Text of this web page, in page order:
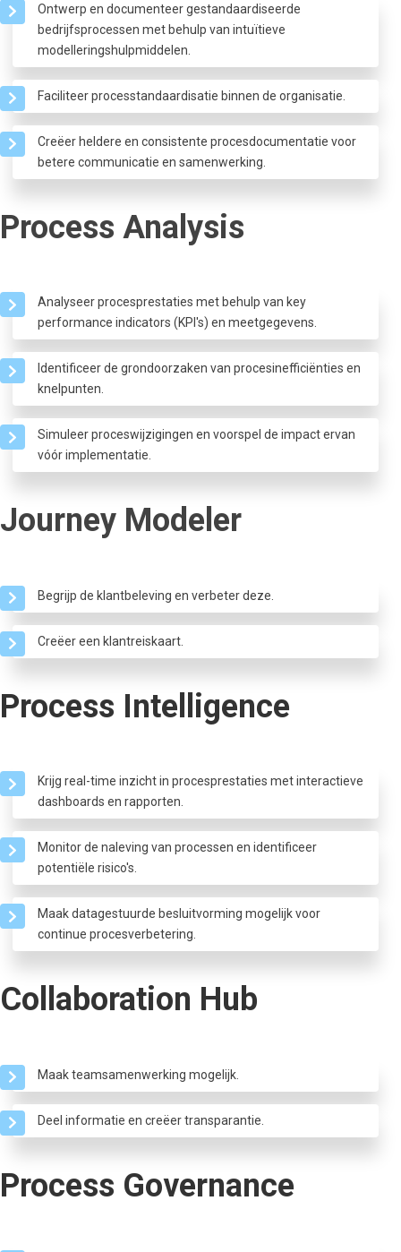
Ontwerp en documenteer gestandaardiseerde
bedrijfsprocessen met behulp van intuïtieve
modelleringshulpmiddelen.
Faciliteer processtandaardisatie binnen de organisatie.
Creëer heldere en consistente procesdocumentatie voor
betere communicatie en samenwerking.
Process Analysis
Analyseer procesprestaties met behulp van key
performance indicators (KPI's) en meetgegevens.
Identificeer de grondoorzaken van procesinefficiënties en
knelpunten.
Simuleer proceswijzigingen en voorspel de impact ervan
vóór implementatie.
Journey Modeler
Begrijp de klantbeleving en verbeter deze.
Creëer een klantreiskaart.
Process Intelligence
Krijg real-time inzicht in procesprestaties met interactieve
dashboards en rapporten.
Monitor de naleving van processen en identificeer
potentiële risico's.
Maak datagestuurde besluitvorming mogelijk voor
continue procesverbetering.
Collaboration Hub
Maak teamsamenwerking mogelijk.
Deel informatie en creëer transparantie.
Process Governance